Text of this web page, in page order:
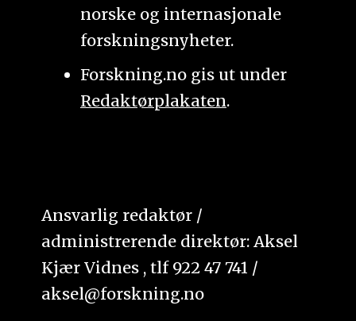
norske og internasjonale
forskningsnyheter.
Forskning.no gis ut under
Redaktørplakaten.
Ansvarlig redaktør /
administrerende direktør: Aksel
Kjær Vidnes , tlf 922 47 741 /
aksel@forskning.no